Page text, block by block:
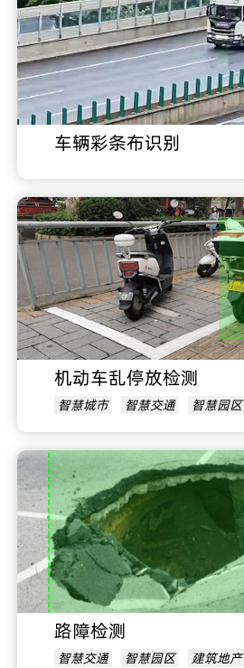
车辆彩条布识别
机动车乱停放检测
智慧城市 智慧交通 智慧园区
路障检测
智慧交通 智慧园区 建筑地产